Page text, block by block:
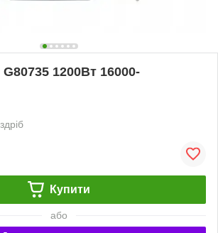
1200Вт 16000-
Купити
або